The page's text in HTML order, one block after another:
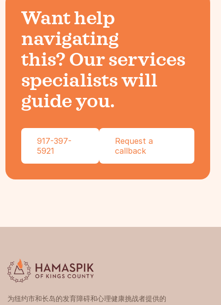
Want help
navigating
this? Our services
specialists will
guide you.
917-397-
5921
Request a
callback
为纽约市和长岛的发育障碍和心理健康挑战者提供的